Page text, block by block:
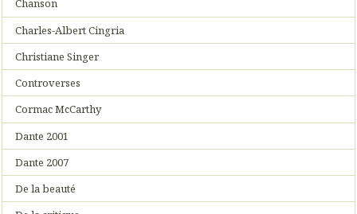
Chanson
Charles-Albert Cingria
Christiane Singer
Controverses
Cormac McCarthy
Dante 2001
Dante 2007
De la beauté